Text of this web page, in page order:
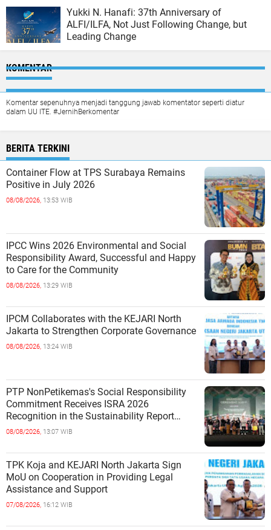
Yukki N. Hanafi: 37th Anniversary of
ALFI/ILFA, Not Just Following Change, but
Leading Change
KOMENTAR
Komentar sepenuhnya menjadi tanggung jawab komentator seperti diatur
dalam UU ITE. #JernihBerkomentar
BERITA TERKINI
Container Flow at TPS Surabaya Remains
Positive in July 2026
08/08/2026, 13:53 WIB
IPCC Wins 2026 Environmental and Social
Responsibility Award, Successful and Happy
to Care for the Community
08/08/2026, 13:29 WIB
IPCM Collaborates with the KEJARI North
Jakarta to Strengthen Corporate Governance
08/08/2026, 13:24 WIB
PTP NonPetikemas's Social Responsibility
Commitment Receives ISRA 2026
Recognition in the Sustainability Report
Category
08/08/2026, 13:07 WIB
TPK Koja and KEJARI North Jakarta Sign
MoU on Cooperation in Providing Legal
Assistance and Support
07/08/2026, 16:12 WIB